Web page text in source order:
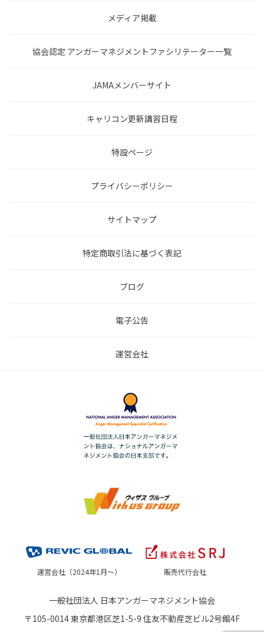
メディア掲載
協会認定 アンガーマネジメントファシリテーター一覧
JAMAメンバーサイト
キャリコン更新講習日程
特設ページ
プライバシーポリシー
サイトマップ
特定商取引法に基づく表記
ブログ
電子公告
運営会社
運営会社（2024年1月～） 販売代行会社
一般社団法人 日本アンガーマネジメント協会
〒105-0014 東京都港区芝1-5-9 住友不動産芝ビル2号館4F